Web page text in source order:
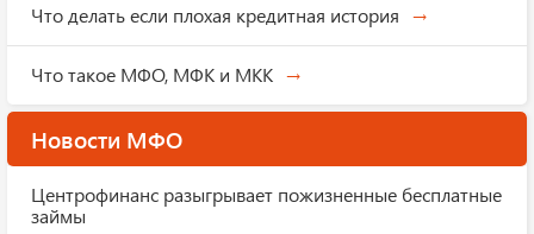
Что делать если плохая кредитная история
Что такое МФО, МФК и МКК
Новости МФО
Центрофинанс разыгрывает пожизненные бесплатные
займы